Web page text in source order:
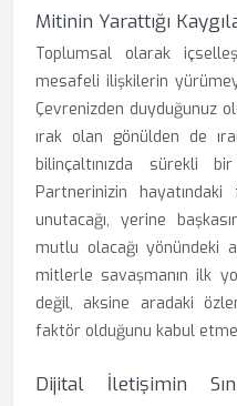
Mitinin Yarattığı
Toplumsal olarak
mesafeli ilişkilerin
Çevrenizden duyduğunuz
ırak olan gönülden de
bilinçaltınızda sürekli
Partnerinizin
unutacağı, yerine
mutlu olacağı yönündeki
mitlerle savaşmanın ilk
değil, aksine aradaki
faktör olduğunu kabul
Dijital İletişimin